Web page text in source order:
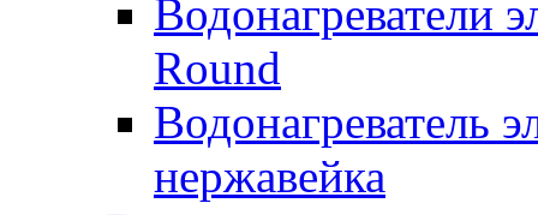
Водонагреватели
Round
Водонагреватель
нержавейка